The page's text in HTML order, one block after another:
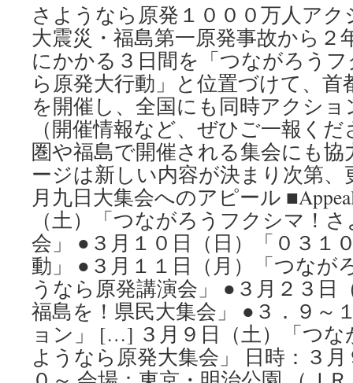
さようなら原発１０００万人ア
大震災・福島第一原発事故から２
にかかる３日間を「つながろう
ら原発大行動」と位置づけて、首
を開催し、全国にも同時アクシ
（開催情報など、ぜひご一報く
圏や福島で開催される集会にも
ージは新しい内容が決まり次第
月九日大集会へのアピール
（土）「つながろうフクシマ！
会」 ●３月１０日（日）「０３１
動」 ●３月１１日（月）「つなが
うなら原発講演会」 ●３月２３日
福島を！県民大集会」 ●３．９～
ョン」 […] ３月９日（土）「つ
ようなら原発大集会」 日時：３